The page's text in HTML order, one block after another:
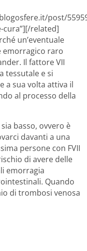
post/
related]
un’eventuale
emorragico raro
Il fattore VII
tessutale e si
a sua volta attiva il
al processo della
basso, ovvero è
davanti a una
persone con FVII
di avere delle
emorragia
Quando
di trombosi venosa